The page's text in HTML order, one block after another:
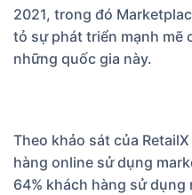
2021, trong đó
tỏ sự phát triển mạnh mẽ
những quốc gia này.
Theo khảo sát của
hàng online sử dụng
64% khách hàng sử dụng